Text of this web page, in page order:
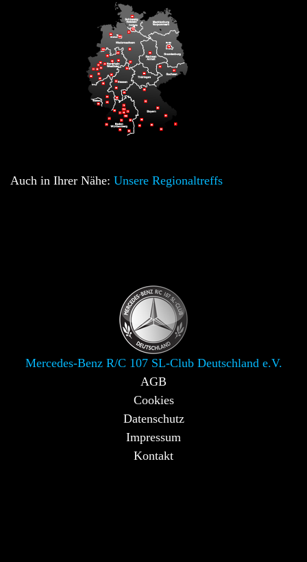
Auch in Ihrer Nähe: Unsere Regionaltreffs
Mercedes-Benz R/C 107 SL-Club Deutschland e.V.
AGB
Cookies
Datenschutz
Impressum
Kontakt